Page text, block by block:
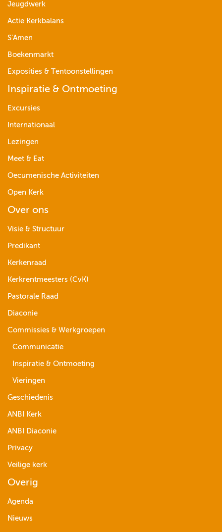
Jeugdwerk
Actie Kerkbalans
S’Amen
Boekenmarkt
Exposities & Tentoonstellingen
Inspiratie & Ontmoeting
Excursies
Internationaal
Lezingen
Meet & Eat
Oecumenische Activiteiten
Open Kerk
Over ons
Visie & Structuur
Predikant
Kerkenraad
Kerkrentmeesters (CvK)
Pastorale Raad
Diaconie
Commissies & Werkgroepen
Communicatie
Inspiratie & Ontmoeting
Vieringen
Geschiedenis
ANBI Kerk
ANBI Diaconie
Privacy
Veilige kerk
Overig
Agenda
Nieuws